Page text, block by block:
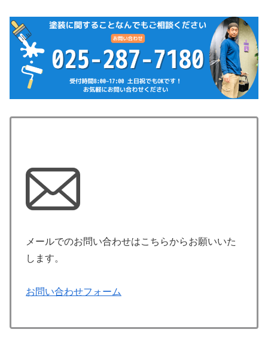
メールでのお問い合わせはこちらからお願いいた
します。
お問い合わせフォーム